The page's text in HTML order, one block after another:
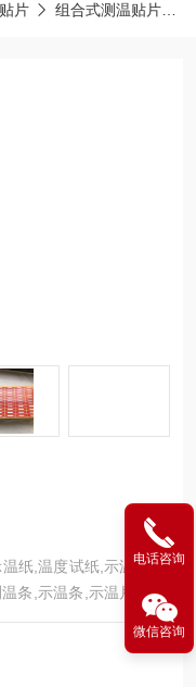
片 组合式测温贴片
纸,温度试纸,示温试纸,
条,示温条,示温片,变色
单式电力示温片即在一
度高于变色示温片额定
一的黑色，此处表示过
电话咨询
微信咨询